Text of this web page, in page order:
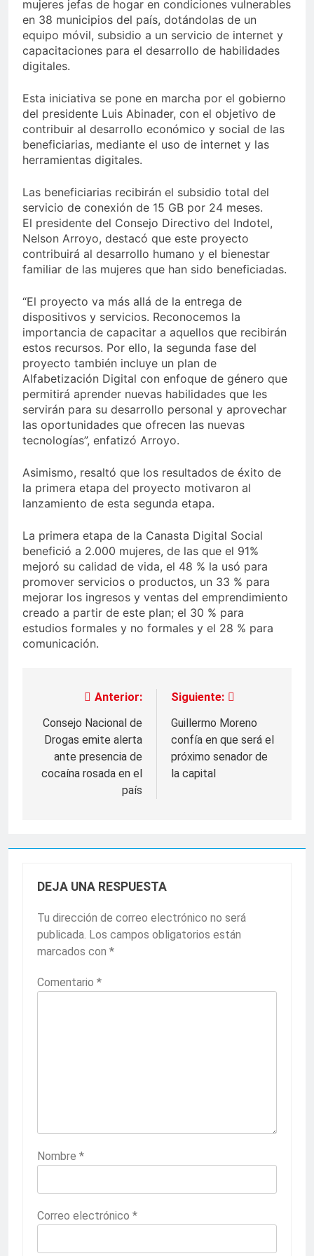
mujeres jefas de hogar en condiciones vulnerables
en 38 municipios del país, dotándolas de un
equipo móvil, subsidio a un servicio de internet y
capacitaciones para el desarrollo de habilidades
digitales.
Esta iniciativa se pone en marcha por el gobierno
del presidente Luis Abinader, con el objetivo de
contribuir al desarrollo económico y social de las
beneficiarias, mediante el uso de internet y las
herramientas digitales.
Las beneficiarias recibirán el subsidio total del
servicio de conexión de 15 GB por 24 meses.
El presidente del Consejo Directivo del Indotel,
Nelson Arroyo, destacó que este proyecto
contribuirá al desarrollo humano y el bienestar
familiar de las mujeres que han sido beneficiadas.
“El proyecto va más allá de la entrega de
dispositivos y servicios. Reconocemos la
importancia de capacitar a aquellos que recibirán
estos recursos. Por ello, la segunda fase del
proyecto también incluye un plan de
Alfabetización Digital con enfoque de género que
permitirá aprender nuevas habilidades que les
servirán para su desarrollo personal y aprovechar
las oportunidades que ofrecen las nuevas
tecnologías”, enfatizó Arroyo.
Asimismo, resaltó que los resultados de éxito de
la primera etapa del proyecto motivaron al
lanzamiento de esta segunda etapa.
La primera etapa de la Canasta Digital Social
benefició a 2.000 mujeres, de las que el 91%
mejoró su calidad de vida, el 48 % la usó para
promover servicios o productos, un 33 % para
mejorar los ingresos y ventas del emprendimiento
creado a partir de este plan; el 30 % para
estudios formales y no formales y el 28 % para
comunicación.
Navegación
de
entradas
Anterior:
Consejo Nacional de
Drogas emite alerta
ante presencia de
cocaína rosada en el
país
Siguiente:
Guillermo Moreno
confía en que será el
próximo senador de
la capital
DEJA UNA RESPUESTA
Tu dirección de correo electrónico no será
publicada. Los campos obligatorios están
marcados con *
Comentario *
Nombre *
Correo electrónico *